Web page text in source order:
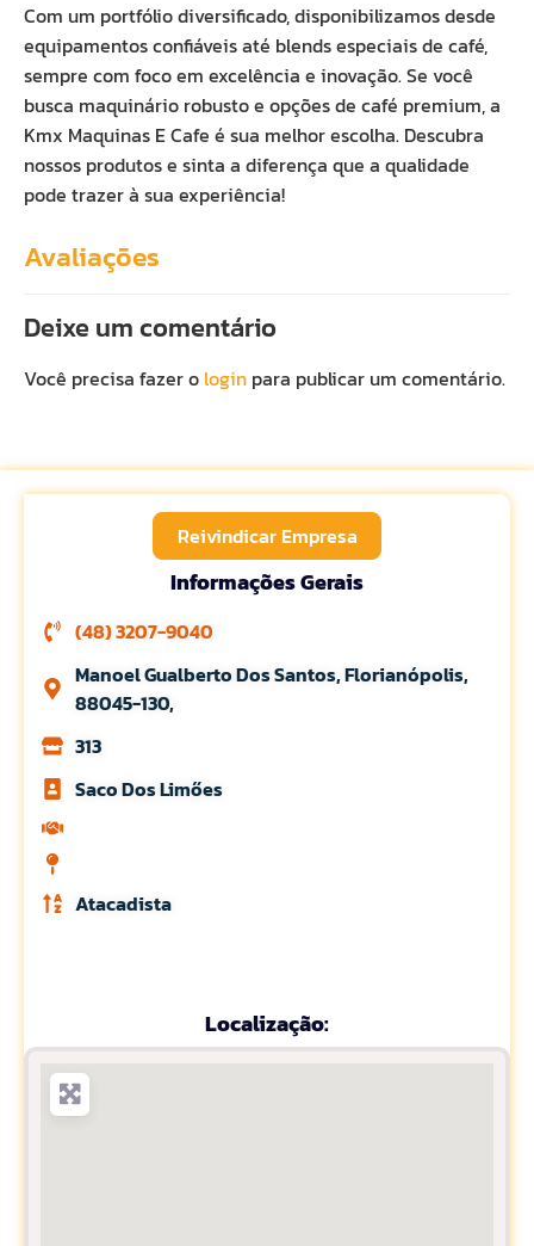
Com um portfólio diversificado, disponibilizamos desde
equipamentos confiáveis até blends especiais de café,
sempre com foco em excelência e inovação. Se você
busca maquinário robusto e opções de café premium, a
Kmx Maquinas E Cafe é sua melhor escolha. Descubra
nossos produtos e sinta a diferença que a qualidade
pode trazer à sua experiência!
Avaliações
Deixe um comentário
Você precisa fazer o login para publicar um comentário.
Reivindicar Empresa
Informações Gerais
(48) 3207-9040
Manoel Gualberto Dos Santos, Florianópolis,
88045-130,
313
Saco Dos Limőes
Atacadista
Localização: